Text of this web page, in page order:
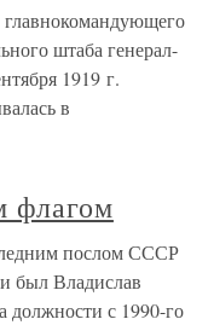
штаба генерал-
1919 г.
в
флагом
послом СССР
был Владислав
должности с 1990-го